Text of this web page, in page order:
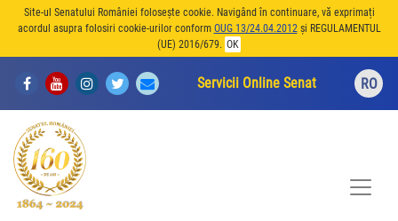
Site-ul Senatului României folosește cookie. Navigând în continuare, vă exprimați
acordul asupra folosiri cookie-urilor conform OUG 13/24.04.2012și REGULAMENTUL
(UE) 2016/679. OK
Servicii Online Senat RO